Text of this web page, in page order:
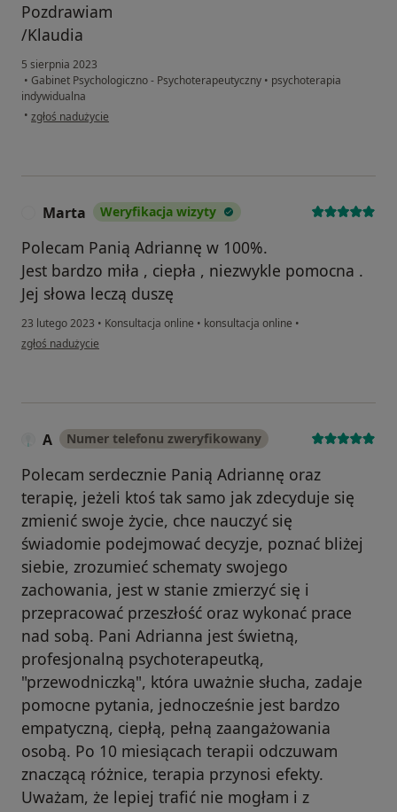
Pozdrawiam
/Klaudia
5 sierpnia 2023
• Gabinet Psychologiczno - Psychoterapeutyczny • psychoterapia
indywidualna
• w opinii użytkownika Klaudia Berlińska
zgłoś nadużycie
Marta Weryfikacja wizyty
Polecam Panią Adriannę w 100%.
Jest bardzo miła , ciepła , niezwykle pomocna .
Jej słowa leczą duszę
23 lutego 2023 • Konsultacja online • konsultacja online •
w opinii użytkownika Marta
zgłoś nadużycie
A Numer telefonu zweryfikowany
Polecam serdecznie Panią Adriannę oraz
terapię, jeżeli ktoś tak samo jak zdecyduje się
zmienić swoje życie, chce nauczyć się
świadomie podejmować decyzje, poznać bliżej
siebie, zrozumieć schematy swojego
zachowania, jest w stanie zmierzyć się i
przepracować przeszłość oraz wykonać prace
nad sobą. Pani Adrianna jest świetną,
profesjonalną psychoterapeutką,
"przewodniczką", która uważnie słucha, zadaje
pomocne pytania, jednocześnie jest bardzo
empatyczną, ciepłą, pełną zaangażowania
osobą. Po 10 miesiącach terapii odczuwam
znaczącą różnice, terapia przynosi efekty.
Uważam, że lepiej trafić nie mogłam i z